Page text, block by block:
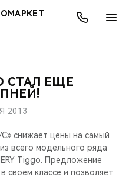
СТАЛ ЕЩЕ
2013
снижает цены на самый
всего модельного ряда
Tiggo. Предложение
своем классе и позволяет